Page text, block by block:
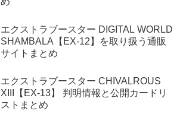
エクストラブースター DIGITAL WORLD
SHAMBALA【EX-12】を取り扱う通販
サイトまとめ
エクストラブースター CHIVALROUS
XIII【EX-13】 判明情報と公開カードリ
ストまとめ